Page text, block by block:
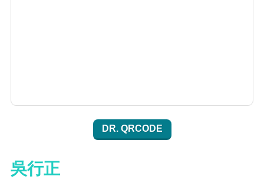
DR. QRCODE
吳行正